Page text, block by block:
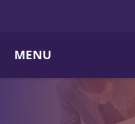
MENU